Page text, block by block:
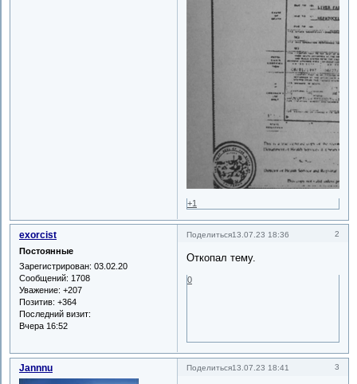
+1
Поделиться 2
13.07.23 18:36
exorcist
Постоянные
Зарегистрирован: 03.02.20
Сообщений: 1708
Уважение: +207
Позитив: +364
Последний визит:
Вчера 16:52
Откопал тему.
0
Поделиться 3
13.07.23 18:41
Jannnu